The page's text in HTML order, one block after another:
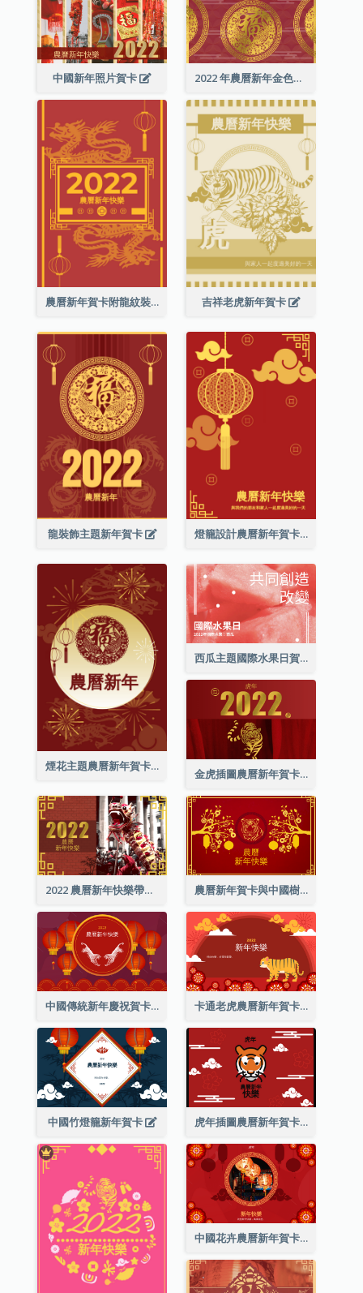
中國新年照片賀卡 2022 年農曆新年金色賀卡
農曆新年賀卡附龍紋裝飾 吉祥老虎新年賀卡
龍裝飾主題新年賀卡 燈籠設計農曆新年賀卡
煙花主題農曆新年賀卡
西瓜主題國際水果日賀卡
金虎插圖農曆新年賀卡
2022 農曆新年快樂帶照片賀卡 農曆新年賀卡與中國樹插圖
中國傳統新年慶祝賀卡 卡通老虎農曆新年賀卡
中國竹燈籠新年賀卡 虎年插圖農曆新年賀卡
中國花卉農曆新年賀卡